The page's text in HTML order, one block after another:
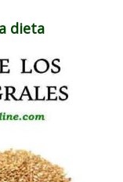
dieta